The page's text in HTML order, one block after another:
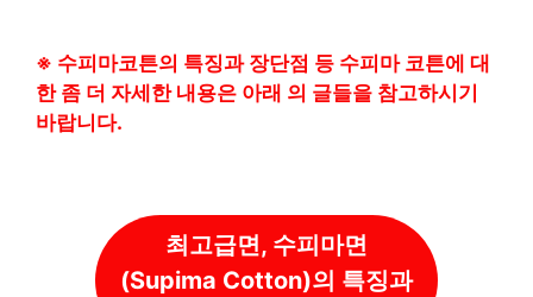
※ 수피마코튼의 특징과 장단점 등 수피마 코튼에 대
한 좀 더 자세한 내용은 아래 의 글들을 참고하시기
바랍니다.
최고급면, 수피마면
(Supima Cotton)의 특징과